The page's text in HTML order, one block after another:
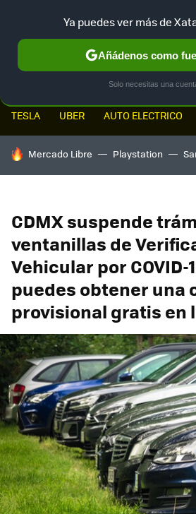
TESLA UBER AUTO ELECTRICO
HOY SE HABLA DE
Mercado Libre Playstation
CDMX suspende
ventanillas de
Vehicular por COVID-
puedes obtener una
provisional gratis en
Ya puedes ver más de
Añádenos como
Solo necesitas una